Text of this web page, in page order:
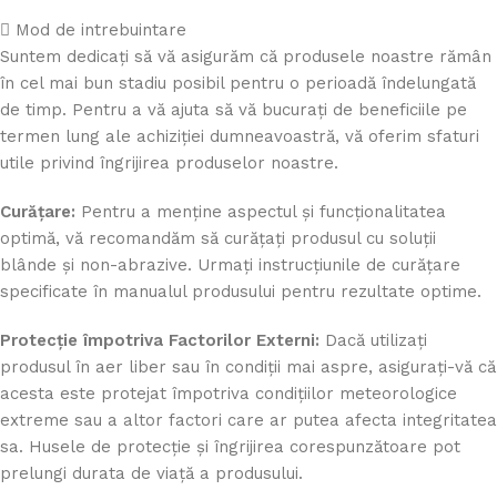
Mod de intrebuintare
Suntem dedicați să vă asigurăm că produsele noastre rămân
în cel mai bun stadiu posibil pentru o perioadă îndelungată
de timp. Pentru a vă ajuta să vă bucurați de beneficiile pe
termen lung ale achiziției dumneavoastră, vă oferim sfaturi
utile privind îngrijirea produselor noastre.
Curățare: Pentru a menține aspectul și funcționalitatea
optimă, vă recomandăm să curățați produsul cu soluții
blânde și non-abrazive. Urmați instrucțiunile de curățare
specificate în manualul produsului pentru rezultate optime.
Protecție împotriva Factorilor Externi: Dacă utilizați
produsul în aer liber sau în condiții mai aspre, asigurați-vă că
acesta este protejat împotriva condițiilor meteorologice
extreme sau a altor factori care ar putea afecta integritatea
sa. Husele de protecție și îngrijirea corespunzătoare pot
prelungi durata de viață a produsului.